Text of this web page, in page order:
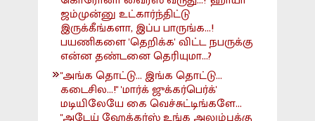
ஜம்முன்னு உட்கார்ந்திட்டு
இருக்கீங்களா, இப்ப பாருங்க...!
பயணிகளை 'தெறிக்க' விட்ட நபருக்கு
என்ன தண்டனை தெரியுமா...?
"அங்க தொட்டு... இங்க தொட்டு...
கடைசில...!" 'மார்க் ஜுக்கர்பெர்க்'
மடியிலேயே கை வெச்சுட்டிங்களே...